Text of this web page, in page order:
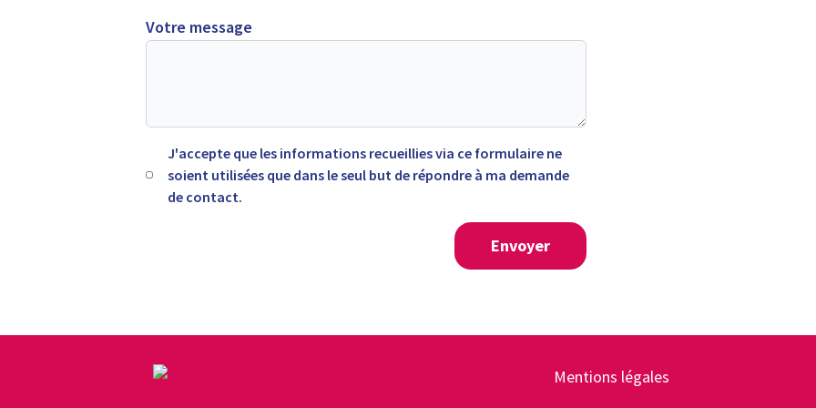
Votre message
J'accepte que les informations recueillies via ce formulaire ne
soient utilisées que dans le seul but de répondre à ma demande
de contact.
Envoyer
Mentions légales